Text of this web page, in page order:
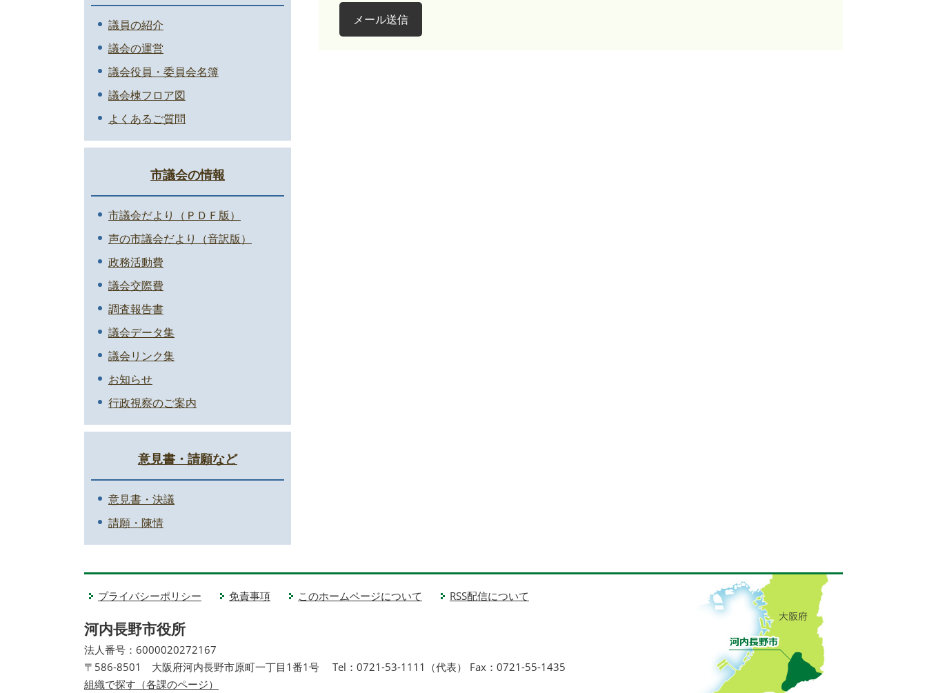
メール送信
議員の紹介
議会の運営
議会役員・委員会名簿
議会棟フロア図
よくあるご質問
市議会の情報
市議会だより（ＰＤＦ版）
声の市議会だより（音訳版）
政務活動費
議会交際費
調査報告書
議会データ集
議会リンク集
お知らせ
行政視察のご案内
意見書・請願など
意見書・決議
請願・陳情
プライバシーポリシー 免責事項 このホームページについて RSS配信について
河内長野市役所
法人番号：6000020272167
〒586-8501 大阪府河内長野市原町一丁目1番1号
Tel：0721-53-1111（代表） Fax：0721-55-1435
組織で探す（各課のページ）